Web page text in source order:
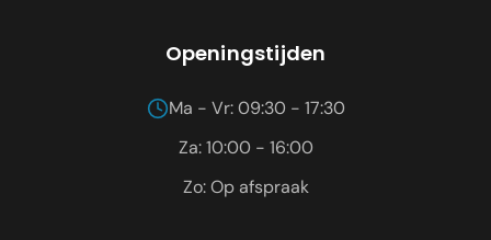
Openingstijden
Ma - Vr: 09:30 - 17:30
Za: 10:00 - 16:00
Zo: Op afspraak